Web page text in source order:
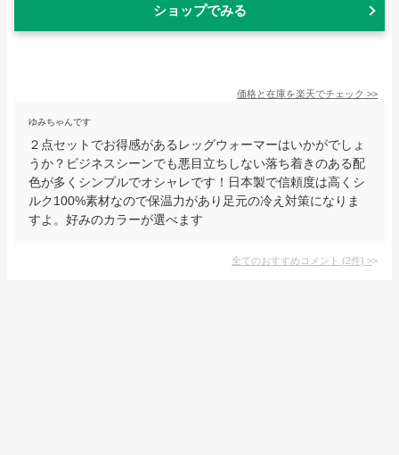
ショップでみる
価格と在庫を楽天でチェック >>
ゆみちゃんです
２点セットでお得感があるレッグウォーマーはいかがでしょ
うか？ビジネスシーンでも悪目立ちしない落ち着きのある配
色が多くシンプルでオシャレです！日本製で信頼度は高くシ
ルク100%素材なので保温力があり足元の冷え対策になりま
すよ。好みのカラーが選べます
全てのおすすめコメント (2件) >